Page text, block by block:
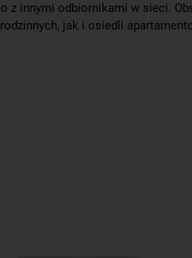
innymi odbiornikami w sieci.
jak i osiedli